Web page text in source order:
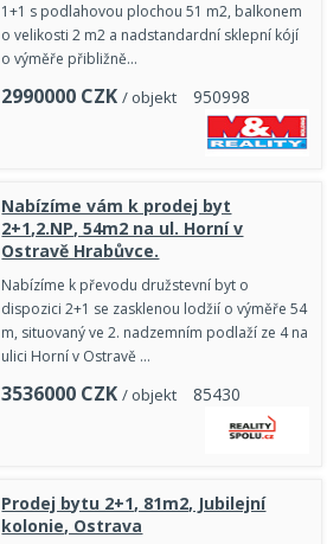
1+1 s podlahovou plochou 51 m2, balkonem
o velikosti 2 m2 a nadstandardní sklepní kójí
o výměře přibližně…
2990000 CZK / objekt 950998
Nabízíme vám k prodej byt
2+1,2.NP, 54m2 na ul. Horní v
Ostravě Hrabůvce.
Nabízíme k převodu družstevní byt o
dispozici 2+1 se zasklenou lodžií o výměře 54
m, situovaný ve 2. nadzemním podlaží ze 4 na
ulici Horní v Ostravě …
3536000 CZK / objekt 85430
Prodej bytu 2+1, 81m2, Jubilejní
kolonie, Ostrava